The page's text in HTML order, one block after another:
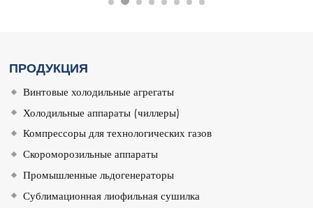
ПРОДУКЦИЯ
Винтовые холодильные агрегаты
Холодильные аппараты (чиллеры)
Компрессоры для технологических газов
Скороморозильные аппараты
Промышленные льдогенераторы
Сублимационная лиофильная сушилка